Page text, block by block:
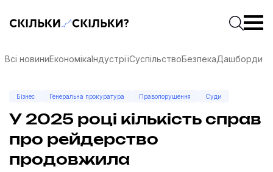
Скільки-скільки? — Медіа про суспільні даніПочати
Всі новиниЕкономікаІндустріїСуспільствоБезпекаДашборди
Бізнес Генеральна прокуратура Правопорушення Суди
У 2025 році кількість справ
про рейдерство
продовжила